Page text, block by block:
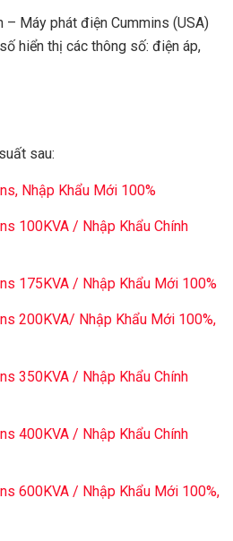
– Máy phát điện Cummins (USA)
hiển thị các thông số: điện áp,
sau:
Nhập Khẩu Mới 100%
100KVA / Nhập Khẩu Chính
175KVA / Nhập Khẩu Mới 100%
200KVA/ Nhập Khẩu Mới 100%,
350KVA / Nhập Khẩu Chính
400KVA / Nhập Khẩu Chính
600KVA / Nhập Khẩu Mới 100%,